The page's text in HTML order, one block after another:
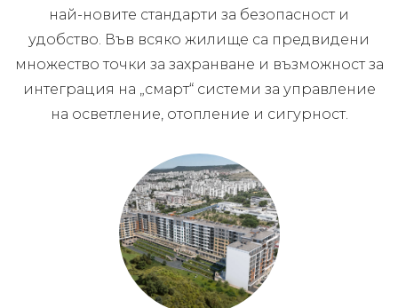
най-новите стандарти за безопасност и
удобство. Във всяко жилище са предвидени
множество точки за захранване и възможност за
интеграция на „смарт“ системи за управление
на осветление, отопление и сигурност.